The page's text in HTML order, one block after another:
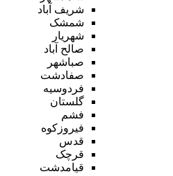
شریف آباد
شمشک
شهریار
صالح آباد
صباشهر
صفادشت
فردوسیه
گلستان
فشم
فیروزکوه
قدس
قرچک
قیامدشت